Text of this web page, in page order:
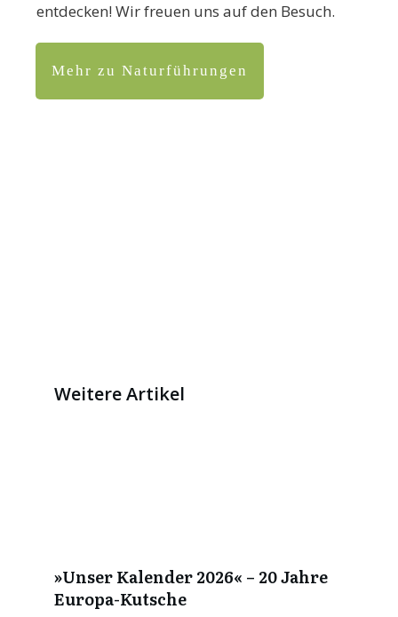
entdecken! Wir freuen uns auf den Besuch.
Mehr zu Naturführungen
Weitere Artikel
»Unser Kalender 2026« – 20 Jahre
Europa-Kutsche